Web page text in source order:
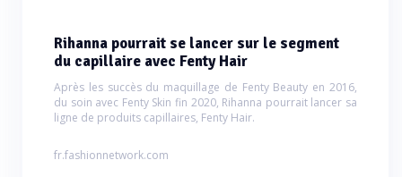
Rihanna pourrait se lancer sur le segment
du capillaire avec Fenty Hair
Après les succès du maquillage de Fenty Beauty en 2016,
du soin avec Fenty Skin fin 2020, Rihanna pourrait lancer sa
ligne de produits capillaires, Fenty Hair.
fr.fashionnetwork.com